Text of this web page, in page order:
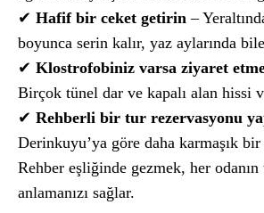
✔ Hafif bir ceket getirin –
boyunca serin kalır, yaz aylarında
✔ Klostrofobiniz varsa ziyaret
Birçok tünel dar ve kapalı alan hissi
✔ Rehberli bir tur rezervasyonu
Derinkuyu’ya göre daha karmaşık bir
Rehber eşliğinde gezmek, her
anlamanızı sağlar.